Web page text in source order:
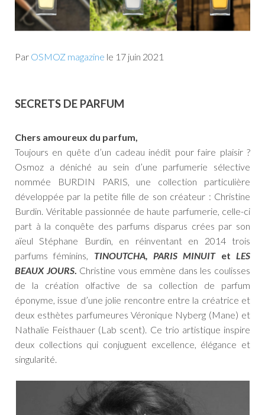
Par OSMOZ magazine le 17 juin 2021
SECRETS DE PARFUM
Chers amoureux du parfum,
Toujours en quête d’un cadeau inédit pour faire plaisir ?
Osmoz a déniché au sein d’une parfumerie sélective
nommée BURDIN PARIS, une collection particulière
développée par la petite fille de son créateur : Christine
Burdin. Véritable passionnée de haute parfumerie, celle-ci
part à la conquête des parfums disparus crées par son
aïeul Stéphane Burdin, en réinventant en 2014 trois
parfums féminins, TINOUTCHA, PARIS MINUIT et LES
BEAUX JOURS. Christine vous emmène dans les coulisses
de la création olfactive de sa collection de parfum
éponyme, issue d’une jolie rencontre entre la créatrice et
deux esthètes parfumeures Véronique Nyberg (Mane) et
Nathalie Feisthauer (Lab scent). Ce trio artistique inspire
deux collections qui conjuguent excellence, élégance et
singularité.